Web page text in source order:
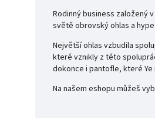
Rodinný business založený
světě obrovský ohlas a
Největší ohlas vzbudila
které vznikly z této
dokonce i pantofle, které
Na našem eshopu můžeš